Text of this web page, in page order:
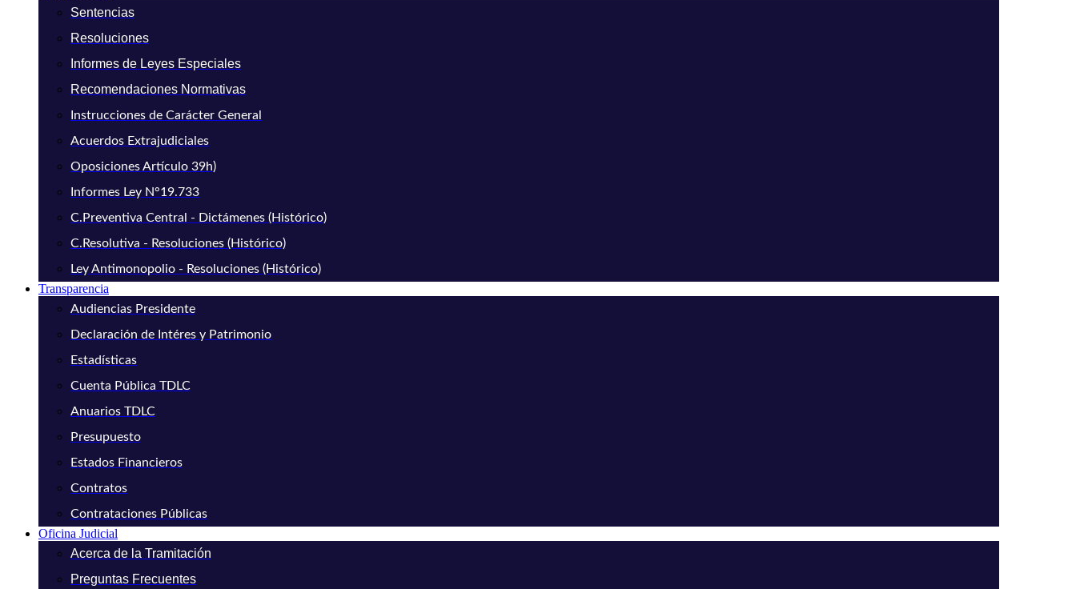
Sentencias
Resoluciones
Informes de Leyes Especiales
Recomendaciones Normativas
Instrucciones de Carácter General
Acuerdos Extrajudiciales
Oposiciones Artículo 39h)
Informes Ley N°19.733
C.Preventiva Central - Dictámenes (Histórico)
C.Resolutiva - Resoluciones (Histórico)
Ley Antimonopolio - Resoluciones (Histórico)
Transparencia
Audiencias Presidente
Declaración de Intéres y Patrimonio
Estadísticas
Cuenta Pública TDLC
Anuarios TDLC
Presupuesto
Estados Financieros
Contratos
Contrataciones Públicas
Oficina Judicial
Acerca de la Tramitación
Preguntas Frecuentes